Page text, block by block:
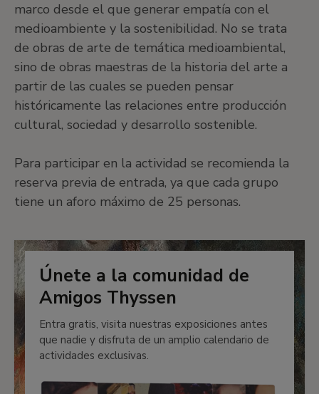
marco desde el que generar empatía con el
medioambiente y la sostenibilidad. No se trata
de obras de arte de temática medioambiental,
sino de obras maestras de la historia del arte a
partir de las cuales se pueden pensar
históricamente las relaciones entre producción
cultural, sociedad y desarrollo sostenible.
Para participar en la actividad se recomienda la
reserva previa de entrada, ya que cada grupo
tiene un aforo máximo de 25 personas.
Únete a la comunidad de
Amigos Thyssen
Entra gratis, visita nuestras exposiciones antes
que nadie y disfruta de un amplio calendario de
actividades exclusivas.